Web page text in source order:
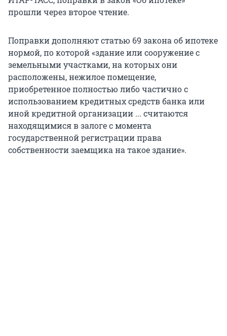
прошли через второе чтение.
Поправки дополняют статью 69 закона об ипотеке
нормой, по которой «здание или сооружение с
земельными участками, на которых они
расположены, нежилое помещение,
приобретенное полностью либо частично с
использованием кредитных средств банка или
иной кредитной организации ... считаются
находящимися в залоге с момента
государственной регистрации права
собственности заемщика на такое здание».